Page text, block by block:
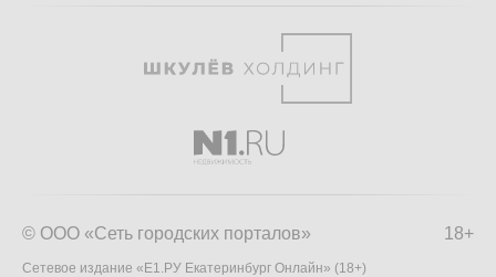
18+
© ООО «Сеть городских порталов»
Сетевое издание «Е1.РУ Екатеринбург Онлайн» (18+)